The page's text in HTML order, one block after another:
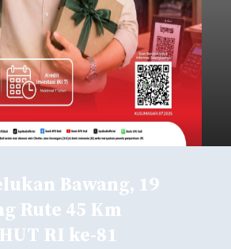
Bawang, 19
Rute 45 Km
RI ke-81